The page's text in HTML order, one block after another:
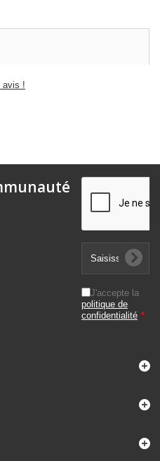
avis !
J'accepte la
politique de
confidentialité *